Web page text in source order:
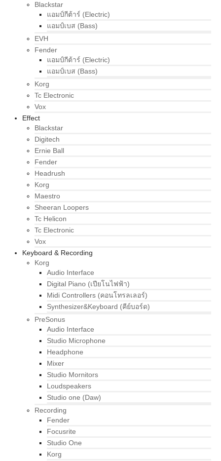
Blackstar
แอมป์กีต้าร์ (Electric)
แอมป์เบส (Bass)
EVH
Fender
แอมป์กีต้าร์ (Electric)
แอมป์เบส (Bass)
Korg
Tc Electronic
Vox
Effect
Blackstar
Digitech
Ernie Ball
Fender
Headrush
Korg
Maestro
Sheeran Loopers
Tc Helicon
Tc Electronic
Vox
Keyboard & Recording
Korg
Audio Interface
Digital Piano (เปียโนไฟฟ้า)
Midi Controllers (คอนโทรลเลอร์)
Synthesizer&Keyboard (คีย์บอร์ด)
PreSonus
Audio Interface
Studio Microphone
Headphone
Mixer
Studio Mornitors
Loudspeakers
Studio one (Daw)
Recording
Fender
Focusrite
Studio One
Korg